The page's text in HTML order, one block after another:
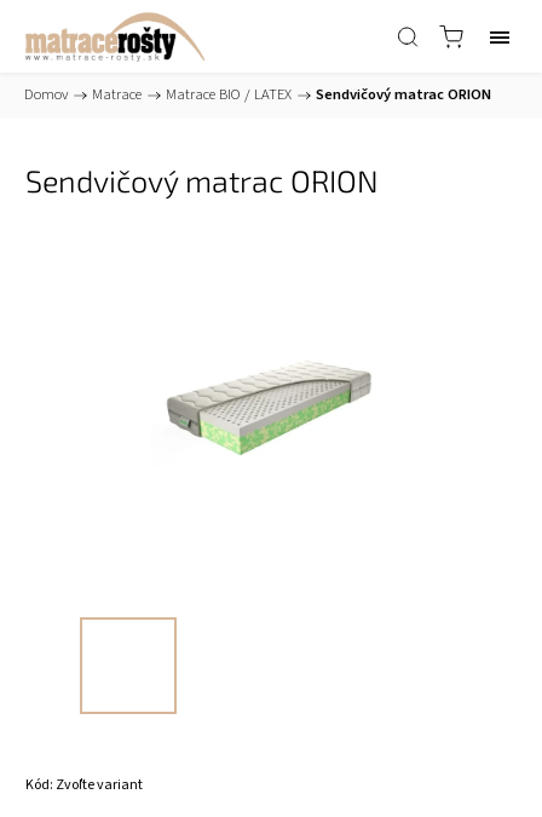
Domov / Matrace / Matrace BIO / LATEX / Sendvičový matrac ORION
Sendvičový matrac ORION
Kód: Zvoľte variant